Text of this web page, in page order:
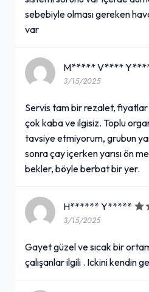
sebebiyle olması gereken
var
M***** V****
3/15/2025
Servis tam bir rezalet,
çok kaba ve ilgisiz. Toplu
tavsiye etmiyorum, grubun
sonra çay içerken yarısı ön
bekler, böyle berbat bir yer.
H****** Y*****
3/15/2025
Gayet güzel ve sıcak bir
çalışanlar ilgili . Ickini kendin